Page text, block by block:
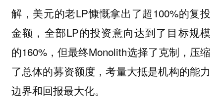
解，美元的老LP慷慨拿出了超100%的复投
金额，全部LP的投资意向达到了目标规模
的160%，但最终Monolith选择了克制，压缩
了总体的募资额度，考量大抵是机构的能力
边界和回报最大化。